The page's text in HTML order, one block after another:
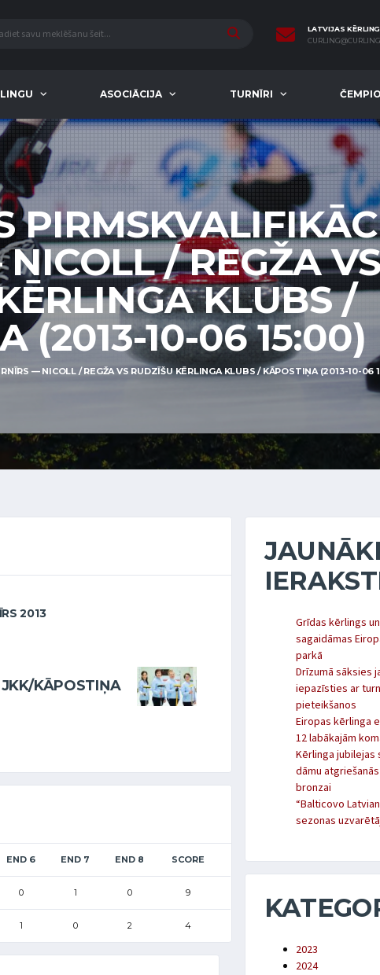
LATVIJAS
ASOCIĀCIJA TURNĪRI
/ REGŽA
KLUBS /
(2013-10-06 15:00)
— NICOLL / REGŽA VS RUDZĪŠU KĒRLINGA KLUBS / KĀPOSTIŅA (2013-10-06
2013
JKK/KĀPOSTIŅA
END 6 END 7 END 8 SCORE
0 1 0 9
1 0 2 4
Grīdas kērlings
sagaidāmas
parkā
Drīzumā sāksies
iepazīsties ar
pieteikšanos
Eiropas kērlinga
12 labākajām
Kērlinga jubilejas
dāmu
bronzai
“Balticovo
sezonas
2023
2024